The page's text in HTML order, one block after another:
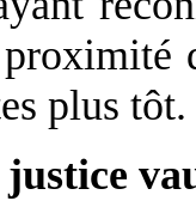
plus tôt.